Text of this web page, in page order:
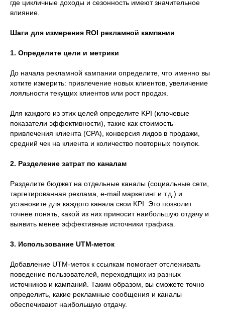
где цикличные доходы и сезонность имеют значительное
влияние.
Шаги для измерения ROI рекламной кампании
1. Определите цели и метрики
До начала рекламной кампании определите, что именно вы
хотите измерить: привлечение новых клиентов, увеличение
лояльности текущих клиентов или рост продаж.
Для каждого из этих целей определите KPI (ключевые
показатели эффективности), такие как стоимость
привлечения клиента (CPA), конверсия лидов в продажи,
средний чек на клиента и количество повторных покупок.
2. Разделение затрат по каналам
Разделите бюджет на отдельные каналы (социальные сети,
таргетированная реклама, e-mail маркетинг и т.д.) и
установите для каждого канала свои KPI. Это позволит
точнее понять, какой из них приносит наибольшую отдачу и
выявить менее эффективные источники трафика.
3. Использование UTM-меток
Добавление UTM-меток к ссылкам помогает отслеживать
поведение пользователей, переходящих из разных
источников и кампаний. Таким образом, вы сможете точно
определить, какие рекламные сообщения и каналы
обеспечивают наибольшую отдачу.